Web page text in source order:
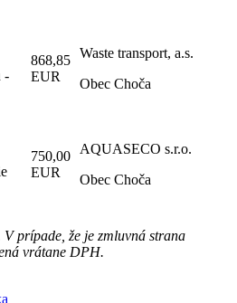
-
868,85
EUR
Waste transport, a.s.
Obec Choča
750,00
EUR
AQUASECO s.r.o.
Obec Choča
prípade, že je zmluvná strana
vrátane DPH.